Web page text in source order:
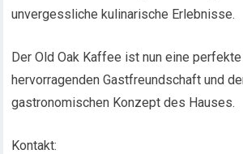
unvergessliche kulinarische Erlebnisse.
Der Old Oak Kaffee ist nun eine
hervorragenden Gastfreundschaft und
gastronomischen Konzept des Hauses.
Kontakt: